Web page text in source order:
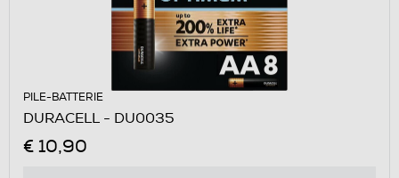
PILE-BATTERIE
DURACELL - DU0035
€ 10,90